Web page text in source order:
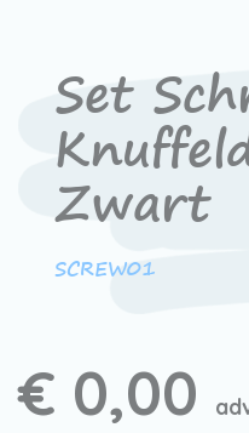
Set
Zwart
SCREW01
€ 0,00